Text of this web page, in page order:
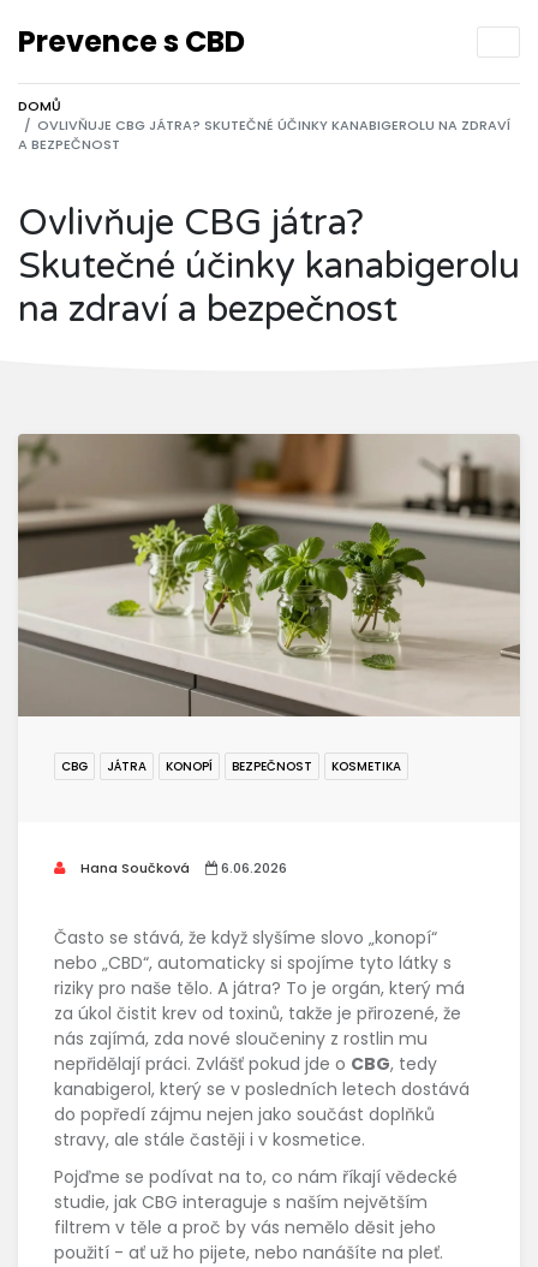
Prevence s CBD
DOMŮ
OVLIVŇUJE CBG JÁTRA? SKUTEČNÉ ÚČINKY KANABIGEROLU NA ZDRAVÍ
A BEZPEČNOST
Ovlivňuje CBG játra?
Skutečné účinky kanabigerolu
na zdraví a bezpečnost
CBG JÁTRA KONOPÍ BEZPEČNOST KOSMETIKA
Hana Součková 6.06.2026
Často se stává, že když slyšíme slovo „konopí“
nebo „CBD“, automaticky si spojíme tyto látky s
riziky pro naše tělo. A játra? To je orgán, který má
za úkol čistit krev od toxinů, takže je přirozené, že
nás zajímá, zda nové sloučeniny z rostlin mu
nepřidělají práci. Zvlášť pokud jde o CBG, tedy
kanabigerol, který se v posledních letech dostává
do popředí zájmu nejen jako součást doplňků
stravy, ale stále častěji i v kosmetice.
Pojďme se podívat na to, co nám říkají vědecké
studie, jak CBG interaguje s naším největším
filtrem v těle a proč by vás nemělo děsit jeho
použití - ať už ho pijete, nebo nanášíte na pleť.